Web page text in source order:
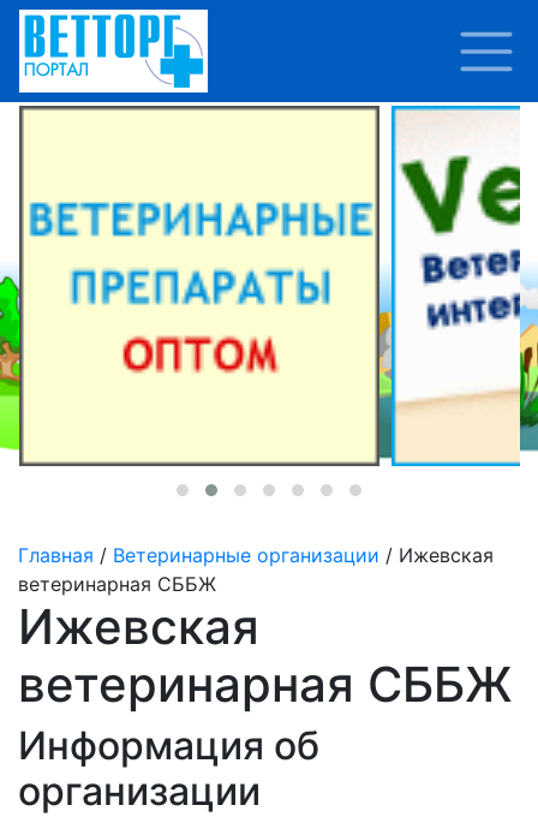
Главная / Ветеринарные организации / Ижевская
ветеринарная СББЖ
Ижевская
ветеринарная СББЖ
Информация об
организации